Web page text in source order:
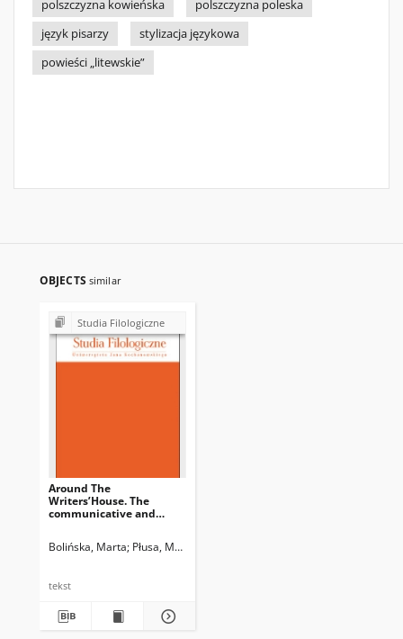
polszczyzna kowieńska
polszczyzna poleska
język pisarzy
stylizacja językowa
powieści „litewskie”
OBJECTS similar
Studia Filologiczne
Around The
Writers’House. The
communicative and
memoirs (Back then.
Bolińska, Marta Płusa, Magdalena
tekst